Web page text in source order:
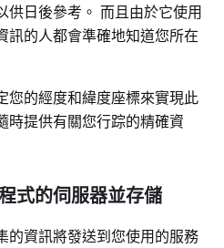
供日後參考。 而且由於它使用
訊的人都會準確地知道您所在
您的經度和緯度座標來實現此
時提供有關您行踪的精確資
式的伺服器並存儲
的資訊將發送到您使用的服務